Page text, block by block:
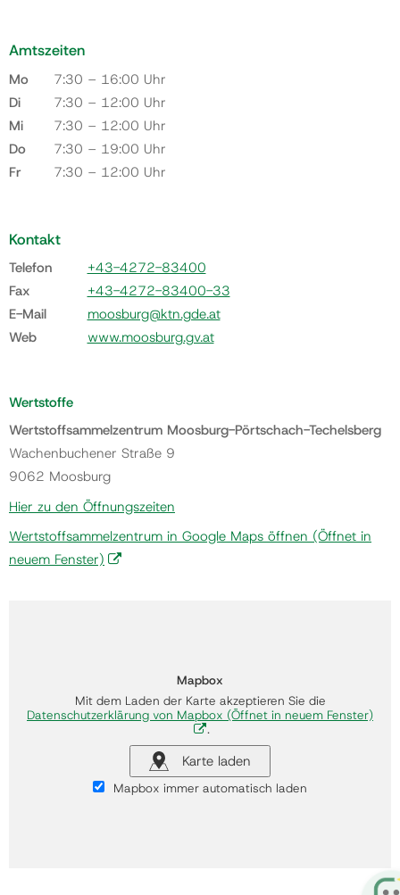
Amtszeiten
Mo
7:30 – 16:00 Uhr
Di
7:30 – 12:00 Uhr
Mi
7:30 – 12:00 Uhr
Do
7:30 – 19:00 Uhr
Fr
7:30 – 12:00 Uhr
Kontakt
Telefon
+43-4272-83400
Fax
+43-4272-83400-33
E-Mail
moosburg@ktn.gde.at
Web
www.moosburg.gv.at
Wertstoffe
Wertstoffsammelzentrum Moosburg-Pörtschach-Techelsberg
Wachenbuchener Straße 9
9062 Moosburg
Hier zu den Öffnungszeiten
Wertstoffsammelzentrum in Google Maps öffnen (Öffnet in
neuem Fenster)
Mapbox
Mit dem Laden der Karte akzeptieren Sie die
Datenschutzerklärung von Mapbox (Öffnet in neuem Fenster)
.
Karte laden
Mapbox immer automatisch laden